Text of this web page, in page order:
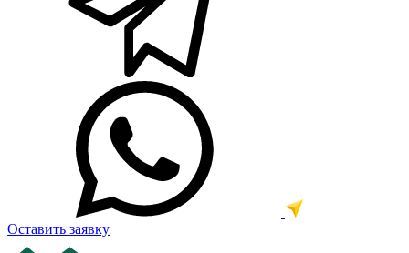
Оставить заявку